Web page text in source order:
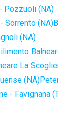
Pozzuoli (NA)
Sorrento (NA)
(NA)
La
(NA)
- Favignana